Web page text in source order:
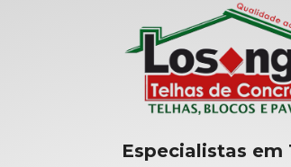
Especialistas em